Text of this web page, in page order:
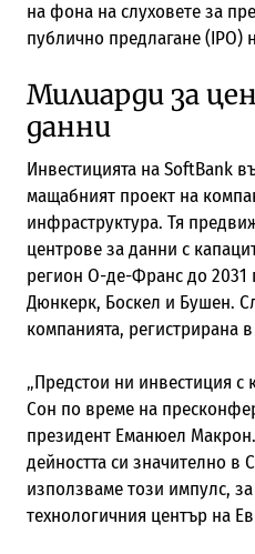
на фона на слуховете за
публично предлагане (IPO)
Милиарди за
данни
Инвестицията на SoftBank
мащабният проект на
инфраструктура. Тя
центрове за данни с
регион О-де-Франс до 2031
Дюнкерк, Боскел и Бушен.
компанията, регистрирана
„Предстои ни инвестиция с
Сон по време на
президент Еманюел
дейността си значително в
използваме този импулс,
технологичния център на